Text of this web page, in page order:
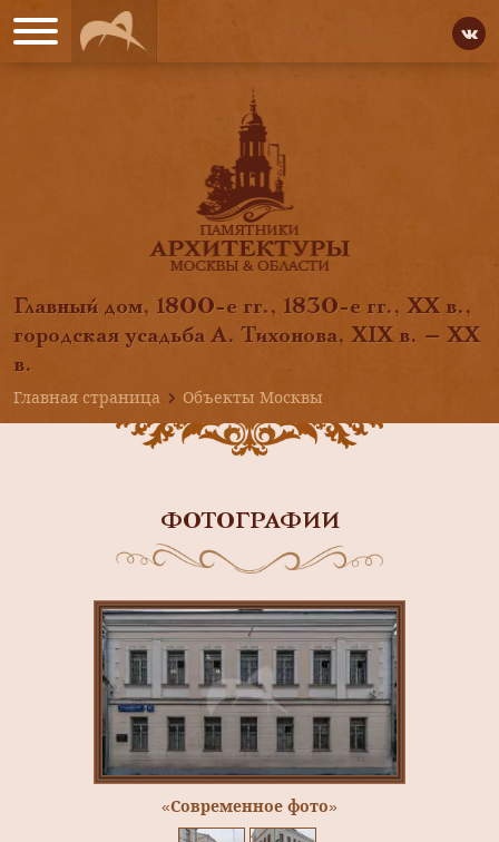
Главный дом, 1800-е гг., 1830-е гг., XX в.,
городская усадьба А. Тихонова, XIX в. — XX
в.
Главная страница
Объекты Москвы
ФОТОГРАФИИ
«Современное фото»